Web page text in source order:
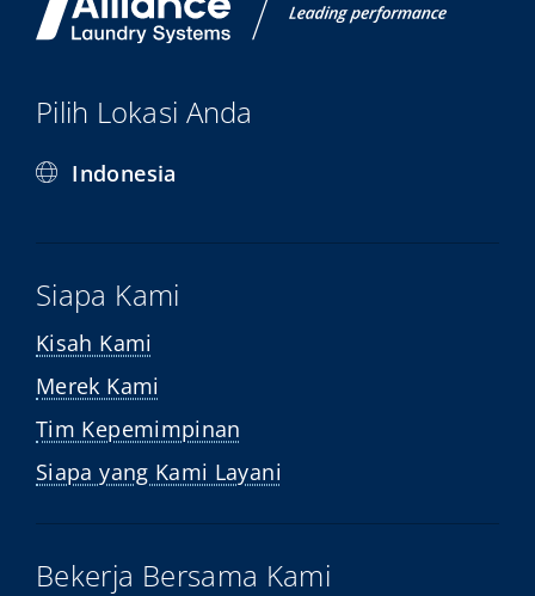
Pilih Lokasi Anda
Indonesia
Siapa Kami
Kisah Kami
Merek Kami
Tim Kepemimpinan
Siapa yang Kami Layani
Bekerja Bersama Kami